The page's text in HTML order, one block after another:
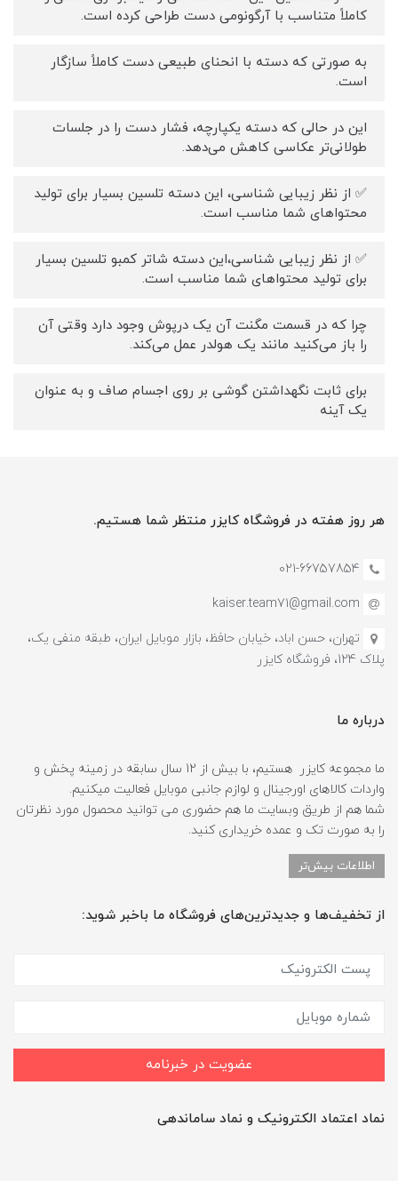
کاملاً متناسب با آرگونومی دست طراحی کرده است.
به صورتی که دسته با انحنای طبیعی دست کاملاً سازگار
است.
این در حالی که دسته یکپارچه، فشار دست را در جلسات
طولانی‌تر عکاسی کاهش می‌دهد.
✅ از نظر زیبایی شناسی، این دسته تلسین بسیار برای تولید
محتواهای شما مناسب است.
✅ از نظر زیبایی شناسی،این دسته شاتر کمبو تلسین بسیار
برای تولید محتواهای شما مناسب است.
چرا که در قسمت مگنت آن یک درپوش وجود دارد وقتی آن
را باز می‌کنید مانند یک هولدر عمل می‌کند.
برای ثابت نگهداشتن گوشی بر روی اجسام صاف و به عنوان
یک آینه
هر روز هفته در فروشگاه کایزر منتظر شما هستیم.
021-66757854
kaiser.team71@gmail.com
تهران، حسن اباد، خیابان حافظ، بازار موبایل ایران، طبقه منفی یک،
پلاک 124، فروشگاه کایزر
درباره ما
ما مجموعه کایزر هستیم، با بیش از 12 سال سابقه در زمینه پخش و
واردات کالاهای اورجینال و لوازم جانبی موبایل فعالیت میکنیم.
شما هم از طریق وبسایت ما هم حضوری می توانید محصول مورد نظرتان
را به صورت تک و عمده خریداری کنید.
اطلاعات بیش‌تر
از تخفیف‌ها و جدیدترین‌های فروشگاه ما باخبر شوید:
عضویت در خبرنامه
نماد اعتماد الکترونیک و نماد ساماندهی